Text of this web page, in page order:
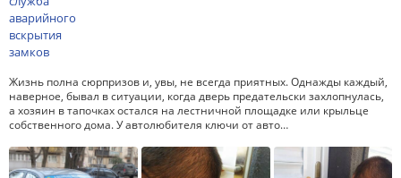
Жизнь полна сюрпризов и, увы, не всегда приятных. Однажды каждый,
наверное, бывал в ситуации, когда дверь предательски захлопнулась,
а хозяин в тапочках остался на лестничной площадке или крыльце
собственного дома. У автолюбителя ключи от авто…